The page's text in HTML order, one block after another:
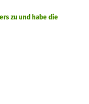
zu und habe die